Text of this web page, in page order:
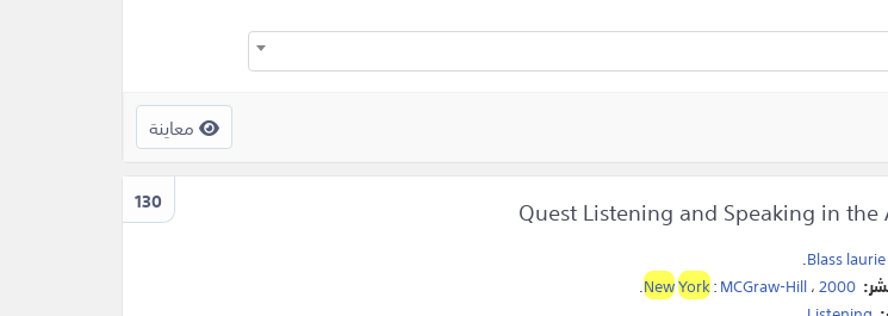
معاينة
130
Blass laurie
.
NewYork:MCGraw-Hill،2000
.